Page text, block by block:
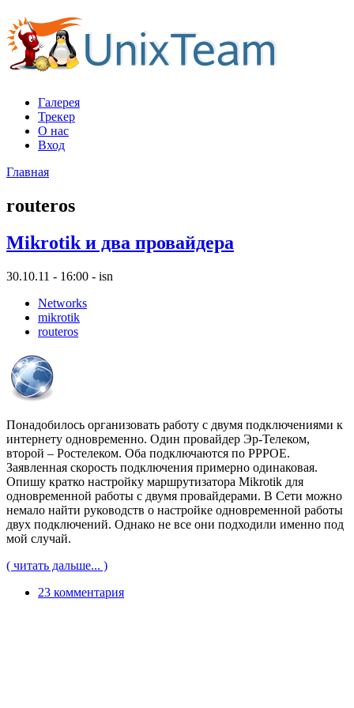
Галерея
Трекер
О нас
Вход
Главная
routeros
Mikrotik и два провайдера
30.10.11 - 16:00 - isn
Networks
mikrotik
routeros
Понадобилось организовать работу с двумя подключениями к
интернету одновременно. Один провайдер Эр-Телеком,
второй – Ростелеком. Оба подключаются по PPPOE.
Заявленная скорость подключения примерно одинаковая.
Опишу кратко настройку маршрутизатора Mikrotik для
одновременной работы с двумя провайдерами. В Сети можно
немало найти руководств о настройке одновременной работы
двух подключений. Однако не все они подходили именно под
мой случай.
( читать дальше... )
23 комментария